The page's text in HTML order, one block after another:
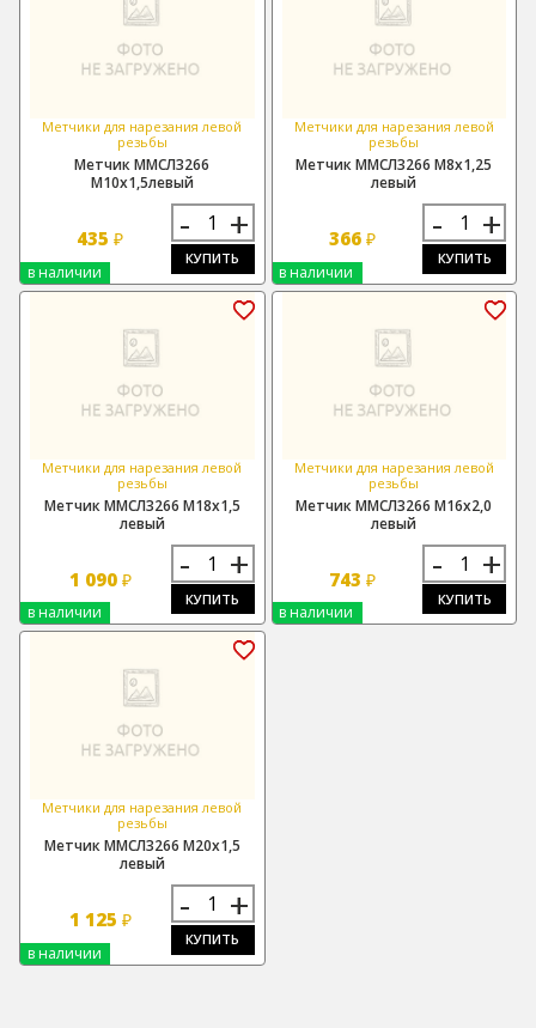
Метчики для нарезания левой
резьбы
Метчик ММСЛ3266
М10х1,5левый
435₽ - +
КУПИТЬ
в наличии
Метчики для нарезания левой
резьбы
Метчик ММСЛ3266 М8х1,25
левый
366 ₽ - +
КУПИТЬ
в наличии
Метчики для нарезания левой
резьбы
Метчик ММСЛ3266 М18х1,5
левый
1 090 ₽ - +
КУПИТЬ
в наличии
Метчики для нарезания левой
резьбы
Метчик ММСЛ3266 М16х2,0
левый
743 ₽ - +
КУПИТЬ
в наличии
Метчики для нарезания левой
резьбы
Метчик ММСЛ3266 М20х1,5
левый
1 125 ₽ - +
КУПИТЬ
в наличии